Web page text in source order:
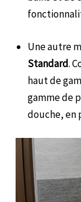
Une autre
Standard.
haut de
gamme de
douche, en